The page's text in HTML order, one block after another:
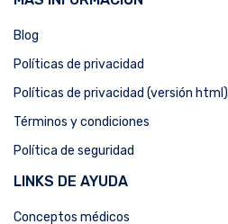
Blog
Políticas de privacidad
Políticas de privacidad (versión html)
Términos y condiciones
Política de seguridad
LINKS DE AYUDA
Conceptos médicos